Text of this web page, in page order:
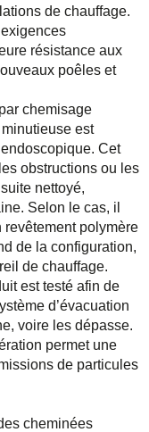
de chauffage.
résistance aux
poêles et
chemisage
est
Cet
obstructions ou les
nettoyé,
Selon le cas, il
revêtement polymère
de la configuration,
de chauffage.
est testé afin de
d’évacuation
voire les dépasse.
permet une
de particules
cheminées